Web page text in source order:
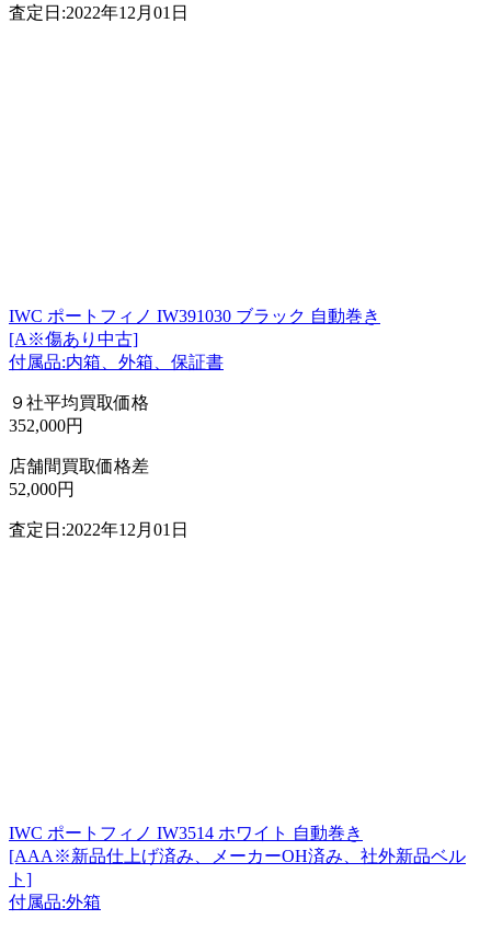
査定日:2022年12月01日
IWC ポートフィノ IW391030 ブラック 自動巻き
[A※傷あり中古]
付属品:内箱、外箱、保証書
９社平均買取価格
352,000円
店舗間買取価格差
52,000円
査定日:2022年12月01日
IWC ポートフィノ IW3514 ホワイト 自動巻き
[AAA※新品仕上げ済み、メーカーOH済み、社外新品ベル
ト]
付属品:外箱